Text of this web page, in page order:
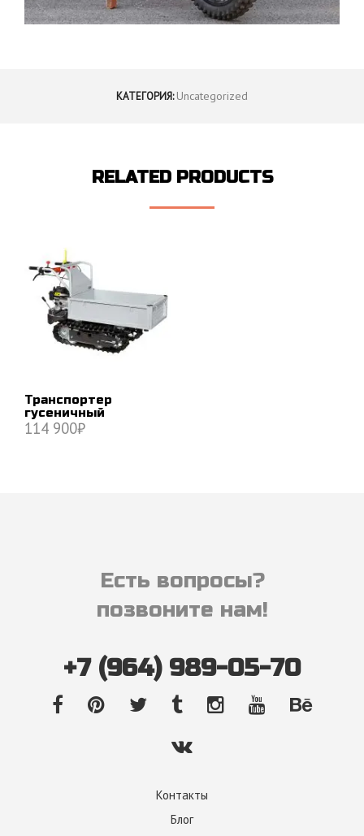
КАТЕГОРИЯ:Uncategorized
RELATED PRODUCTS
Транспортер
гусеничный
114 900₽
Есть вопросы?
позвоните нам!
+7 (964) 989-05-70
Контакты
Блог